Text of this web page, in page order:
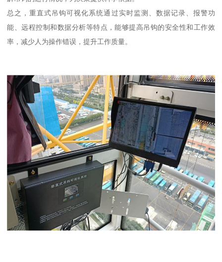
总之，重直式吊钩可视化系统通过实时监测、数据记录、报警功
能、远程控制和数据分析等特点，能够提高吊钩的安全性和工作效
率，减少人为操作错误，提升工作质量。